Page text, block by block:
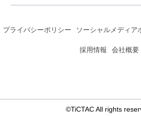
プライバシーポリシー ソーシャルメディア
採用情報
会社概要
©TiCTAC All rights